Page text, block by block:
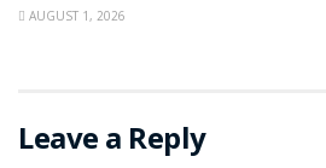
AUGUST 1, 2026
Leave a Reply